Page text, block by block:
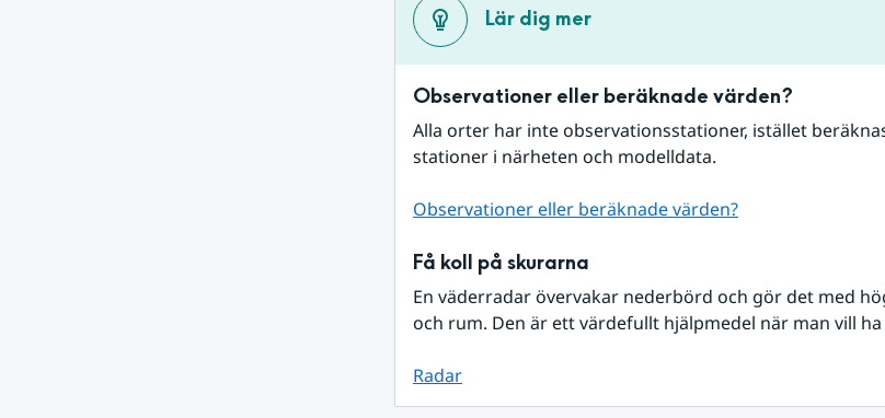
Lär dig mer
Observationer eller beräknade värden?
Alla orter har inte observationsstationer, istället
stationer i närheten och modelldata.
Observationer eller beräknade värden?
Få koll på skurarna
En väderradar övervakar nederbörd och gör det med
och rum. Den är ett värdefullt hjälpmedel när man vill
Radar